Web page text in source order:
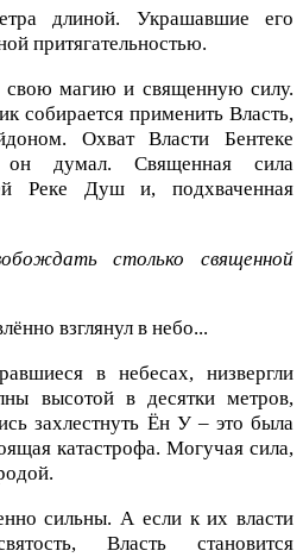
длиной. Украшавшие его
притягательностью.
свою магию и священную силу.
собирается применить Власть,
Охват Власти Бентеке
думал. Священная сила
Реке Душ и, подхваченная
столько священной
взглянул в небо...
в небесах, низвергли
высотой в десятки метров,
захлестнуть Ён У – это была
катастрофа. Могучая сила,
сильны. А если к их власти
Власть становится